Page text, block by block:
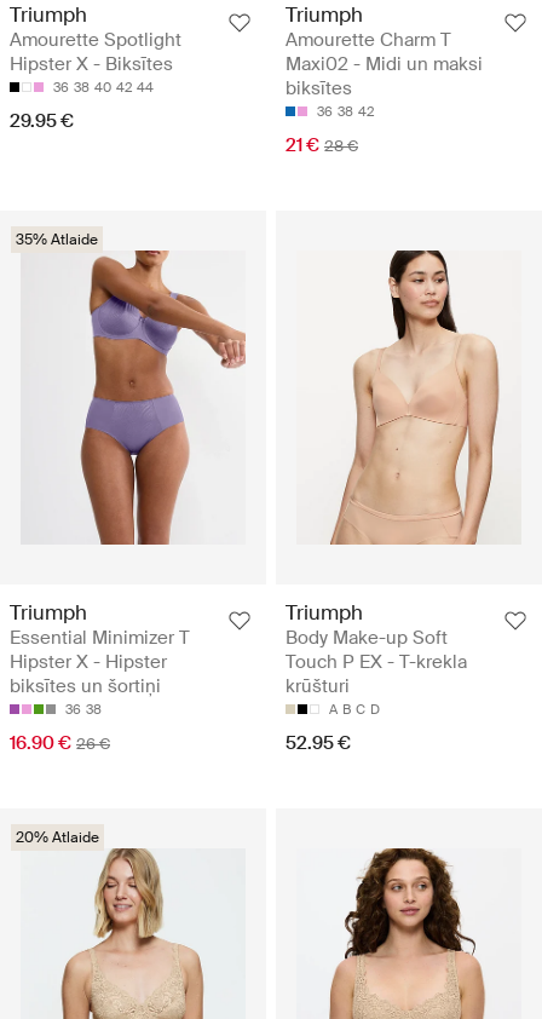
Triumph
Amourette Spotlight
Hipster X - Biksītes
36 38 40 42 44
29.95 €
Triumph
Amourette Charm T
Maxi02 - Midi un maksi
biksītes
36 38 42
21 € 28 €
35% Atlaide
Triumph
Essential Minimizer T
Hipster X - Hipster
biksītes un šortiņi
36 38
16.90 € 26 €
Triumph
Body Make-up Soft
Touch P EX - T-krekla
krūšturi
A B C D
52.95 €
20% Atlaide